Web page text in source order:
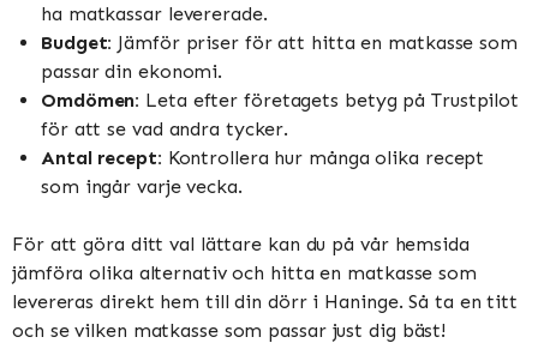
ha matkassar levererade.
Budget: Jämför priser för att hitta en matkasse som
passar din ekonomi.
Omdömen: Leta efter företagets betyg på Trustpilot
för att se vad andra tycker.
Antal recept: Kontrollera hur många olika recept
som ingår varje vecka.
För att göra ditt val lättare kan du på vår hemsida
jämföra olika alternativ och hitta en matkasse som
levereras direkt hem till din dörr i Haninge. Så ta en titt
och se vilken matkasse som passar just dig bäst!